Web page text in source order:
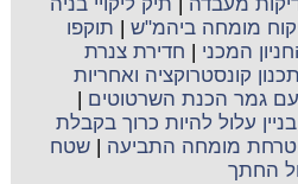
מומחה ביהמ"ש
תוקפו
המכני
חדירת צנרת
תכנון קונסטרוקציה ואחריות
גמר הכנת השרטוטים
עלול להיות כרוך בקבלת
מומחה התביעה |שטח
החתך